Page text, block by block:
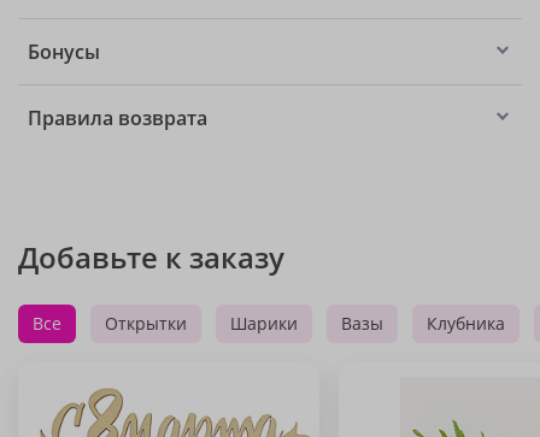
Бонусы
Правила возврата
Добавьте к заказу
Все Открытки Шарики Вазы Клубника